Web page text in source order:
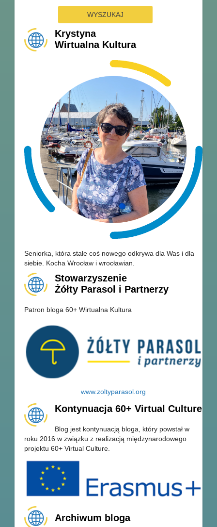
Krystyna
Wirtualna Kultura
Seniorka, która stale coś nowego odkrywa dla Was i dla
siebie. Kocha Wrocław i wrocławian.
Stowarzyszenie
Żółty Parasol i Partnerzy
Patron bloga 60+ Wirtualna Kultura
www.zoltyparasol.org
Kontynuacja 60+ Virtual Culture
Blog jest kontynuacją bloga, który powstał w
roku 2016 w związku z realizacją międzynarodowego
projektu 60+ Virtual Culture.
Archiwum bloga